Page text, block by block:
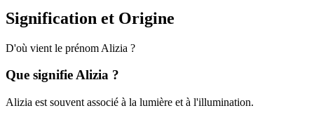
Signification et Origine
D'où vient le prénom Alizia ?
Que signifieAlizia ?
Alizia est souvent associé à la lumière et à l'illumination.